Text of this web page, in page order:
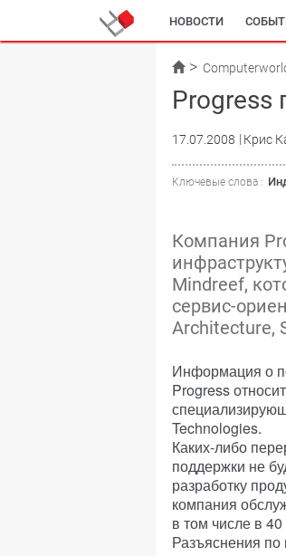
НОВОСТИ
Progress
17.07.2008 Крис
Ключевые слова :
Компания
Mindreef,
сервис-
Architecture,
Информация о
Progress
Technologies.
Каких-либо
поддержки не
разработку
компания
в том числе в
Разъяснения по